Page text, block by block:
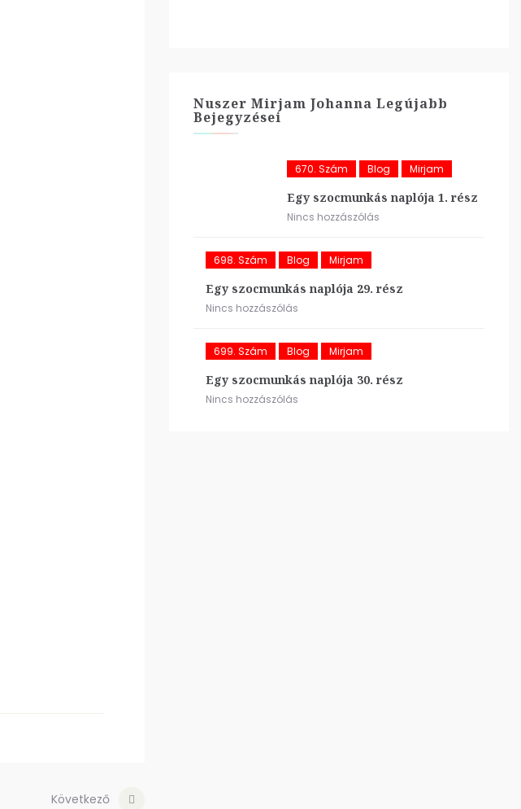
Következő
Nuszer Mirjam Johanna Legújabb
Bejegyzései
670. Szám Blog Mirjam
Egy szocmunkás naplója 1. rész
Nincs hozzászólás
698. Szám Blog Mirjam
Egy szocmunkás naplója 29. rész
Nincs hozzászólás
699. Szám Blog Mirjam
Egy szocmunkás naplója 30. rész
Nincs hozzászólás